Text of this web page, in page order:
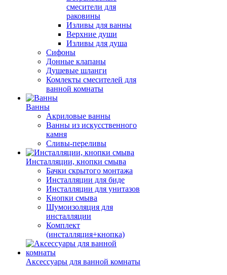
смесители для
раковины
Изливы для ванны
Верхние души
Изливы для душа
Сифоны
Донные клапаны
Душевые шланги
Комлекты смесителей для
ванной комнаты
Ванны
Акриловые ванны
Ванны из искусственного
камня
Сливы-переливы
Инсталляции, кнопки смыва
Бачки скрытого монтажа
Инсталляции для биде
Инсталляции для унитазов
Кнопки смыва
Шумоизоляция для
инсталляции
Комплект
(инсталляция+кнопка)
Аксессуары для ванной комнаты